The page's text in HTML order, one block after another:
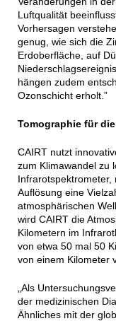
Luftqualität
Vorhersagen
genug, wie sich die
Erdoberfläche, auf
hängen zudem
Ozonschicht erholt.”
Tomographie für
CAIRT nutzt
zum Klimawandel zu
Auflösung eine
atmosphärischen
wird CAIRT die
Kilometern im
von etwa 50 mal 50
von einem Kilometer
„Als
der medizinischen
Ähnliches mit der